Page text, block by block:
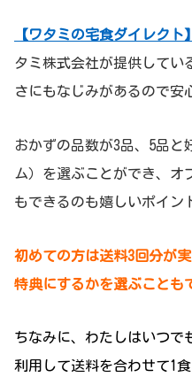
【ワタミの宅食ダイレクト】
タミ株式会社が提供してい
さにもなじみがあるので安
おかずの品数が3品、5品と
ム）を選ぶことができ、オ
もできるのも嬉しいポイン
初めての方は送料3回分が
特典にするかを選ぶことも
ちなみに、わたしはいつで
利用して送料を合わせて1